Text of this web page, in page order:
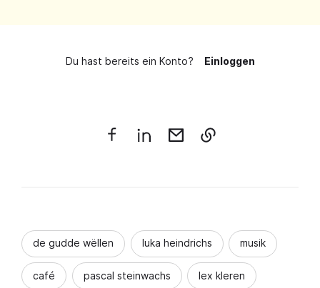
Du hast bereits ein Konto? Einloggen
de gudde wëllen luka heindrichs musik
café pascal steinwachs lex kleren